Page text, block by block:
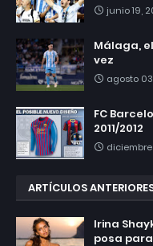
junio 19,
Málaga,
vez
agosto
FC
2011/2012
diciembre
ARTÍCULOS
Irina
posa para